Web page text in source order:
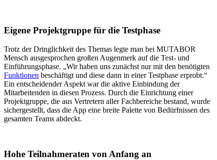
Eigene Projektgruppe für die Testphase
Trotz der Dringlichkeit des Themas legte man bei MUTABOR
Mensch ausgesprochen großen Augenmerk auf die Test- und
Einführungsphase. „Wir haben uns zunächst nur mit den benötigten
Funktionen beschäftigt und diese dann in einer Testphase erprobt.“
Ein entscheidender Aspekt war die aktive Einbindung der
Mitarbeitenden in diesen Prozess. Durch die Einrichtung einer
Projektgruppe, die aus Vertretern aller Fachbereiche bestand, wurde
sichergestellt, dass die App eine breite Palette von Bedürfnissen des
gesamten Teams abdeckt.
Hohe Teilnahmeraten von Anfang an